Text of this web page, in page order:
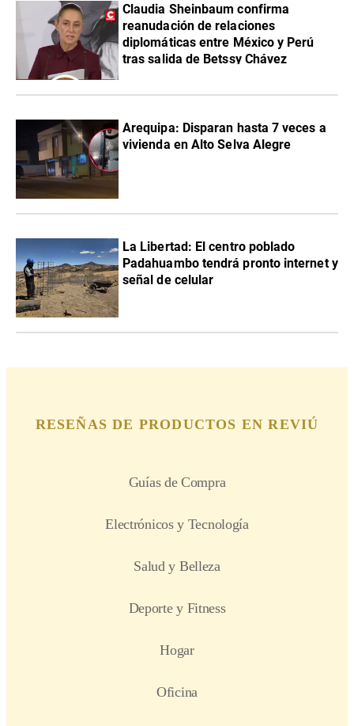
Claudia Sheinbaum confirma
reanudación de relaciones
diplomáticas entre México y Perú
tras salida de Betssy Chávez
Arequipa: Disparan hasta 7 veces a
vivienda en Alto Selva Alegre
La Libertad: El centro poblado
Padahuambo tendrá pronto internet y
señal de celular